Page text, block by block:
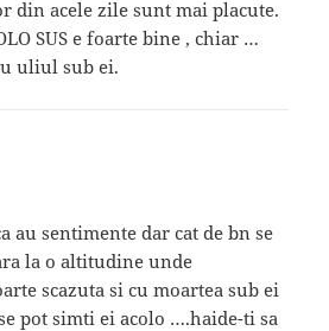
acele zile sunt mai placute.
SUS e foarte bine , chiar …
uliul sub ei.
au sentimente dar cat de bn se
la o altitudine unde
scazuta si cu moartea sub ei
pot simti ei acolo ….haide-ti sa